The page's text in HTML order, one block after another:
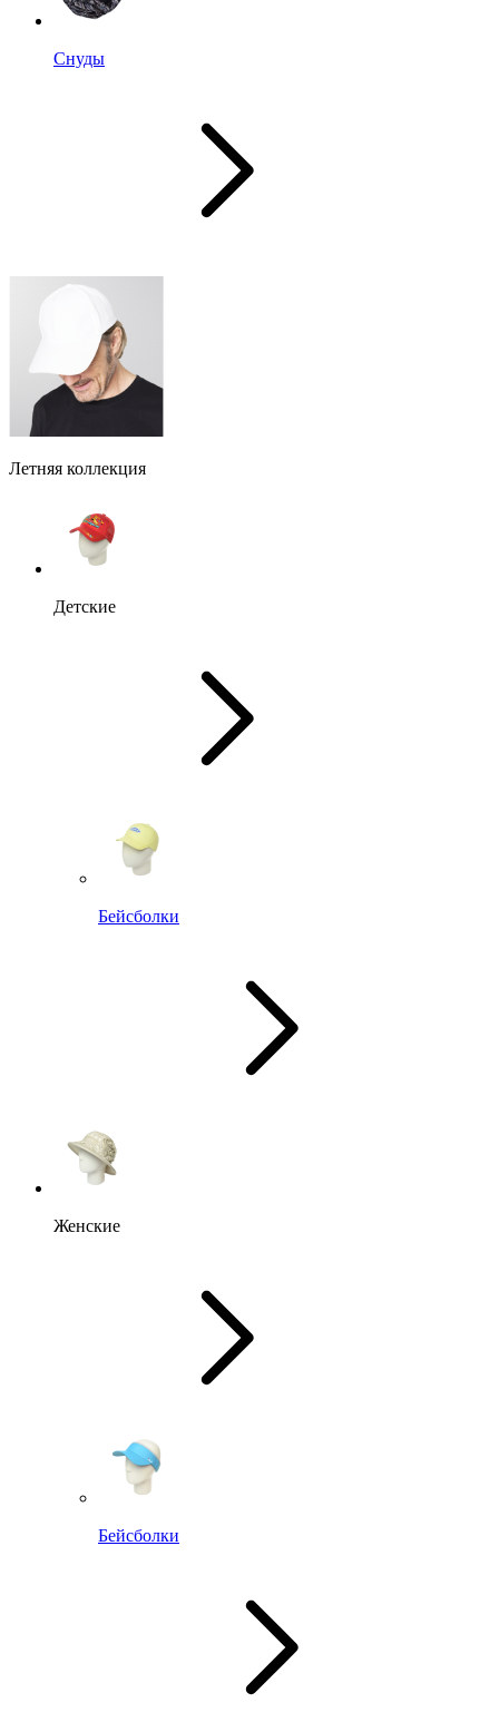
Снуды
Летняя коллекция
Детские
Бейсболки
Женские
Бейсболки